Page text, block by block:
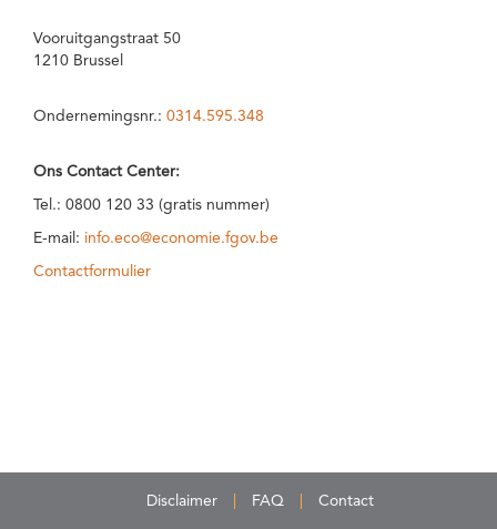
Vooruitgangstraat 50
1210 Brussel
Ondernemingsnr.: 0314.595.348
Ons Contact Center:
Tel.: 0800 120 33 (gratis nummer)
E-mail: info.eco@economie.fgov.be
Contactformulier
Disclaimer FAQ Contact